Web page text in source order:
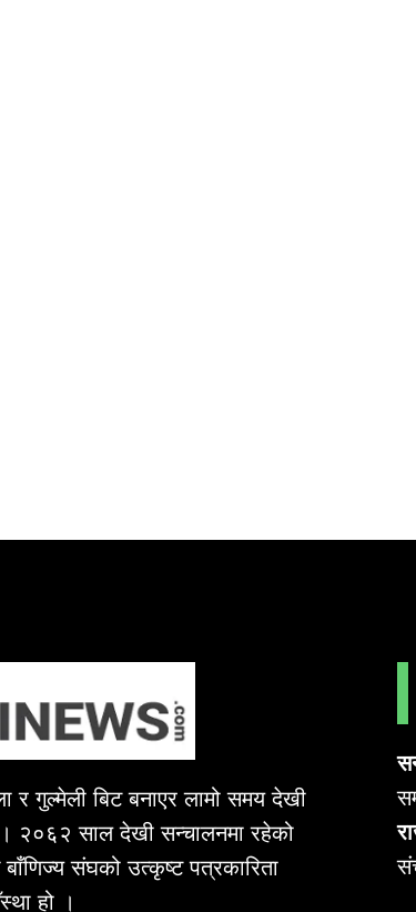
र गुल्मेली बिट बनाएर लामो समय देखी
। २०६२ साल देखी सन्चालनमा रहेको
संघको उत्कृष्ट पत्रकारिता
हो ।